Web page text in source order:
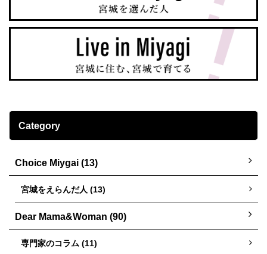
Category
Choice Miygai (13)
宮城をえらんだ人 (13)
Dear Mama&Woman (90)
専門家のコラム (11)